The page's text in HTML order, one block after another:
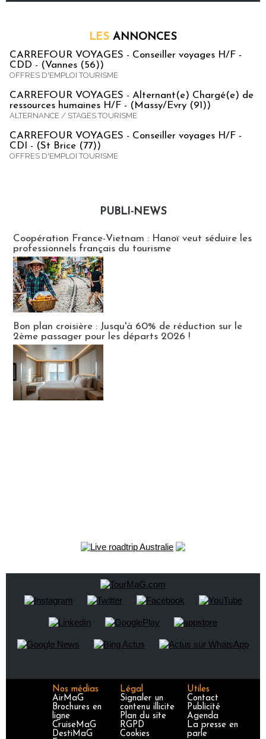
LES ANNONCES
CARREFOUR VOYAGES - Conseiller voyages H/F -
CDD - (Vannes (56))
OFFRES D'EMPLOI TOURISME
CARREFOUR VOYAGES - Alternant(e) Chargé(e) de
ressources humaines H/F - (Massy/Evry (91))
ALTERNANCE / STAGES TOURISME
CARREFOUR VOYAGES - Conseiller voyages H/F -
CDI - (St Brice (77))
OFFRES D'EMPLOI TOURISME
PUBLI-NEWS
Coopération France-Vietnam : Hanoï veut séduire les
professionnels français du tourisme
Bon plan croisière : Jusqu'à 60% de réduction sur le
2ème passager pour les départs 2026 !
Nos médias
AirMaG
Brochures en
ligne
CruiseMaG
DestiMaG
Légal
Signaler un
contenu illicite
Plan du site
RGPD
Cookies
Utiles
Contact
Publicité
Agenda
La presse en
parle